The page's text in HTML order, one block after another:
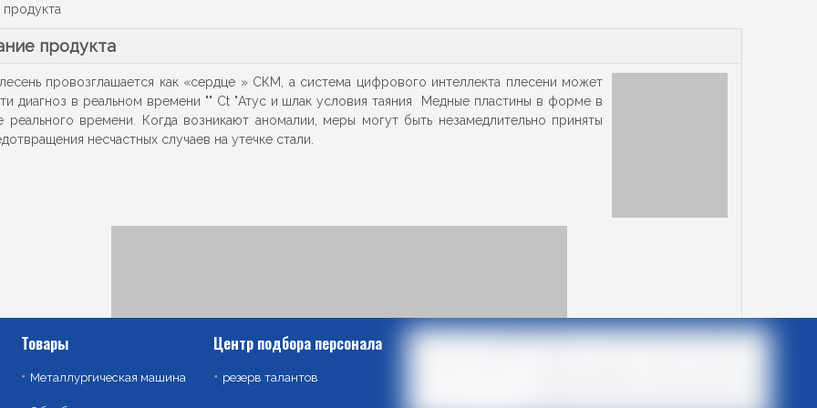
продукта
провозглашается как «сердце » СКМ, а система цифрового интеллекта плесени может
диагноз в реальном времени "" Ct "Атус и шлак условия таяния Медные пластины в форме в
реального времени. Когда возникают аномалии, меры могут быть незамедлительно приняты
несчастных случаев на утечке стали.
Товары
Металлургическая машина
Центр подбора персонала
резерв талантов